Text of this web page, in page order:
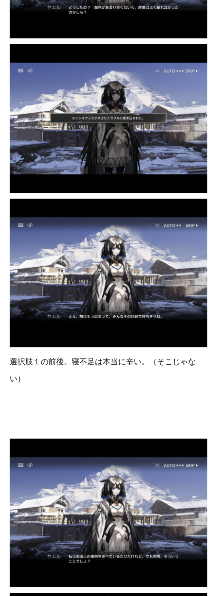
選択肢１の前後。寝不足は本当に辛い。（そこじゃな
い）